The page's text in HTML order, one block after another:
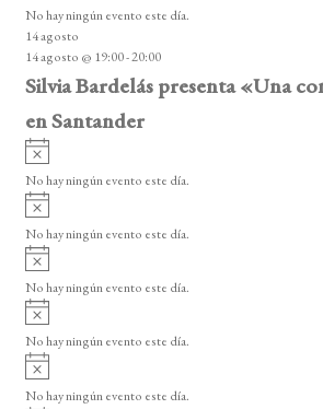
o
i
s
o
No hay ningún evento este día.
14 agosto
14 agosto @ 19:00-20:00
Silvia Bardelás presenta «Una
en Santander
A
v
i
o
No hay ningún evento este día.
A
v
i
o
No hay ningún evento este día.
A
v
i
o
No hay ningún evento este día.
A
v
i
o
No hay ningún evento este día.
A
v
i
No hay ningún evento este día.